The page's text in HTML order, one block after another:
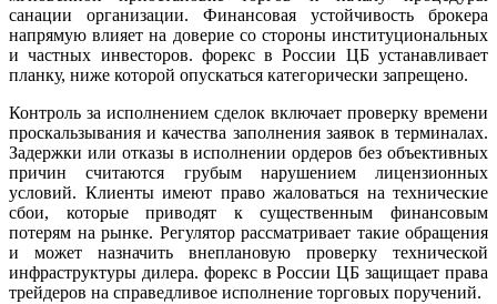
санации организации. Финансовая устойчивость брокера
напрямую влияет на доверие со стороны институциональных
и частных инвесторов. форекс в России ЦБ устанавливает
планку, ниже которой опускаться категорически запрещено.
Контроль за исполнением сделок включает проверку времени
проскальзывания и качества заполнения заявок в терминалах.
Задержки или отказы в исполнении ордеров без объективных
причин считаются грубым нарушением лицензионных
условий. Клиенты имеют право жаловаться на технические
сбои, которые приводят к существенным финансовым
потерям на рынке. Регулятор рассматривает такие обращения
и может назначить внеплановую проверку технической
инфраструктуры дилера. форекс в России ЦБ защищает права
трейдеров на справедливое исполнение торговых поручений.